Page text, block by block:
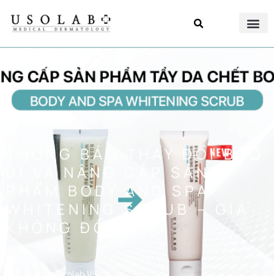
THÔNG BÁO THAY ĐỔI BAO
BÌ VÀ NÂNG CẤP SẢN
PHẨM BODY AND SPA
WHITENING SCRUB – GIÁ
KHÔNG ĐỔI